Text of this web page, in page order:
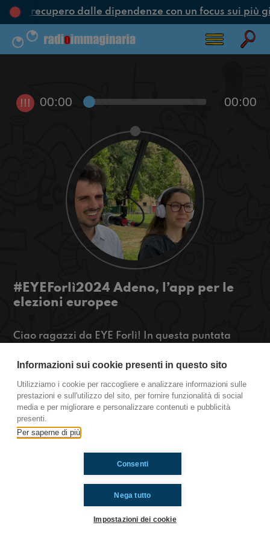
e recupero dalle dipendenze con un focus sui più
!!! 00:00 00:00
#EYEForlì2024 Adeno, l’app per le
elezioni europee
Ciao ragazzi da EYE Forlì! In questa puntata
studenti europei hanno creato un’applicazione,
istituzioni europee e come funzionano le elezioni,
anche giocando con i tuoi amici!
https://www.radioimmaginaria.it
Ti è piaciuto? Condividilo!
Informazioni sui cookie presenti in questo sito
Utilizziamo i cookie per raccogliere e analizzare informazioni sulle
prestazioni e sull'utilizzo del sito, per fornire funzionalità di social
media e per migliorare e personalizzare contenuti e pubblicità
presenti.
Per saperne di più
Nega tutto
Consenti
Impostazioni dei cookie